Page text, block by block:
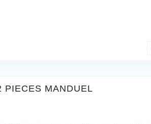
PIECES MANDUEL